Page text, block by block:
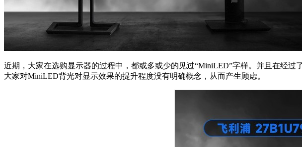
近期，大家在选购显示器的过程中，都或多或少的见过“MiniLED”字样。并且在经
大家对MiniLED背光对显示效果的提升程度没有明确概念，从而产生顾虑。